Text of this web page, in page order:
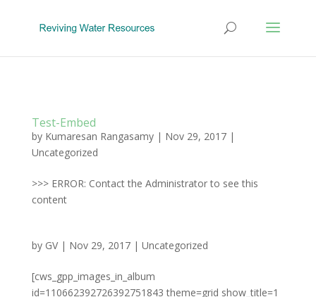
Test-Embed
by Kumaresan Rangasamy| Nov 29, 2017|
Uncategorized
>>> ERROR: Contact the Administrator to see this
content
by GV| Nov 29, 2017| Uncategorized
[cws_gpp_images_in_album
id=110662392726392751843 theme=grid show_title=1